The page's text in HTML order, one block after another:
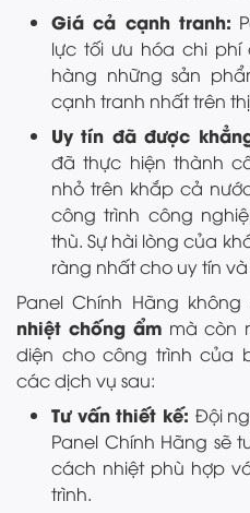
Giá cả cạnh tranh:
lực tối ưu hóa chi
hàng những sản
cạnh tranh nhất trên
Uy tín đã được
đã thực hiện thành
nhỏ trên khắp cả
công trình công
thù. Sự hài lòng của
ràng nhất cho uy tín
Panel Chính Hãng
nhiệt chống ẩm mà còn
diện cho công trình của
các dịch vụ sau:
Tư vấn thiết kế: Đội
Panel Chính Hãng sẽ
cách nhiệt phù hợp
trình.